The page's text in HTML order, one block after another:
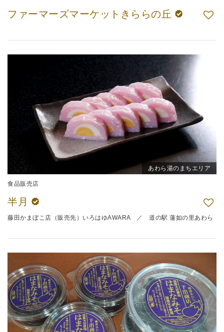
ファーマーズマーケットきららの丘
あわら湯のまちエリア
食品販売店
半月
藤田かまぼこ店（販売先）いろはゆAWARA ／ 道の駅 蓮如の里あわら